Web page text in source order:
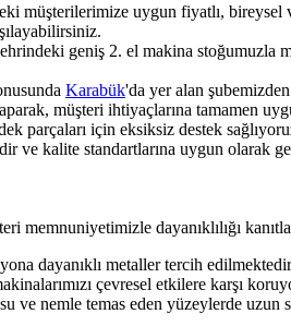
müşterilerimize uygun fiyatlı, bireysel
geniş 2. el makina stoğumuzla
Karabük'da yer alan
müşteri ihtiyaçlarına tamamen
parçaları için eksiksiz destek
ve kalite standartlarına uygun olarak
memnuniyetimizle dayanıklılığı
dayanıklı metaller tercih
çevresel etkilere karşı
ve nemle temas eden yüzeylerde uzun